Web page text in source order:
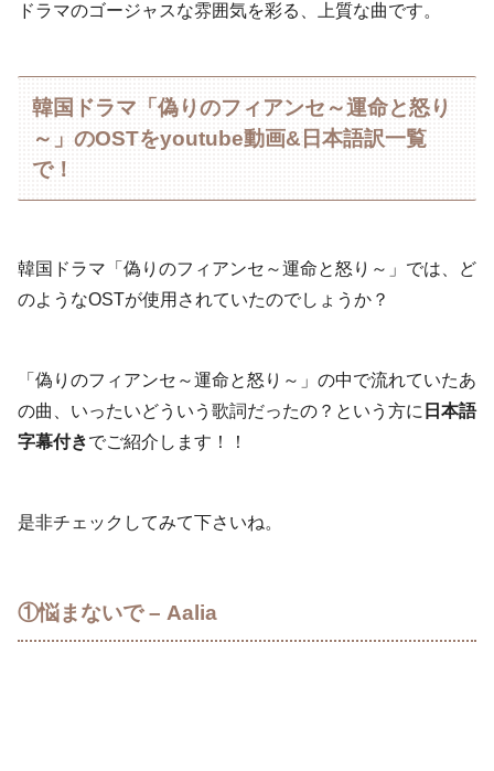
ドラマのゴージャスな雰囲気を彩る、上質な曲です。
韓国ドラマ「偽りのフィアンセ～運命と怒り
～」のOSTをyoutube動画&日本語訳一覧
で！
韓国ドラマ「偽りのフィアンセ～運命と怒り～」では、ど
のようなOSTが使用されていたのでしょうか？
「偽りのフィアンセ～運命と怒り～」の中で流れていたあ
の曲、いったいどういう歌詞だったの？という方に 日本語
字幕付きでご紹介します！！
是非チェックしてみて下さいね。
①悩まないで – Aalia